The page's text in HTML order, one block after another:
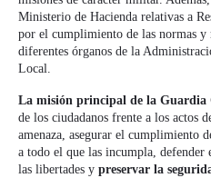
Ministerio de Hacienda relativas a
por el cumplimiento de las normas y
diferentes órganos de la
Local.
La misión principal de la Guardia
de los ciudadanos frente a los actos
amenaza, asegurar el cumplimiento
a todo el que las incumpla,
las libertades y preservar la